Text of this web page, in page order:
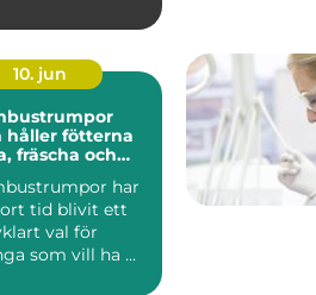
och ti...
10. jun
håller fötterna
fräscha och
har
tid blivit ett
val för
som vill ha ...